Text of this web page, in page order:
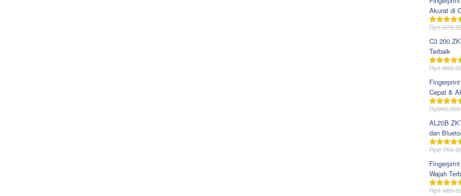
Akurat di
Dinilai
Rp
C3 200
Terbaik
Dinilai
Rp
Cepat &
Dinilai
Rp965.000
AL20B
dan
Dinilai
Rp
Wajah
Dinilai
Rp